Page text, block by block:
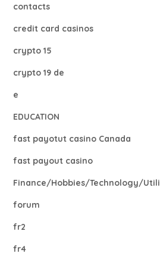
contacts
credit card casinos
crypto 15
crypto 19 de
e
EDUCATION
fast payotut casino Canada
fast payout casino
Finance/Hobbies/Technology/
forum
fr2
fr4